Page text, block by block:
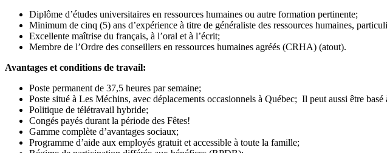
Diplôme d’études universitaires en ressources humaines ou autre formation pertinente;
Minimum de cinq (5) ans d’expérience à titre de généraliste des ressources humaines,
Excellente maîtrise du français, à l’oral et à l’écrit;
Membre de l’Ordre des conseillers en ressources humaines agréés (CRHA) (atout).
Avantages et conditions de travail:
Poste permanent de 37,5 heures par semaine;
Poste situé à Les Méchins, avec déplacements occasionnels à Québec; Il peut aussi être
Politique de télétravail hybride;
Congés payés durant la période des Fêtes!
Gamme complète d’avantages sociaux;
Programme d’aide aux employés gratuit et accessible à toute la famille;